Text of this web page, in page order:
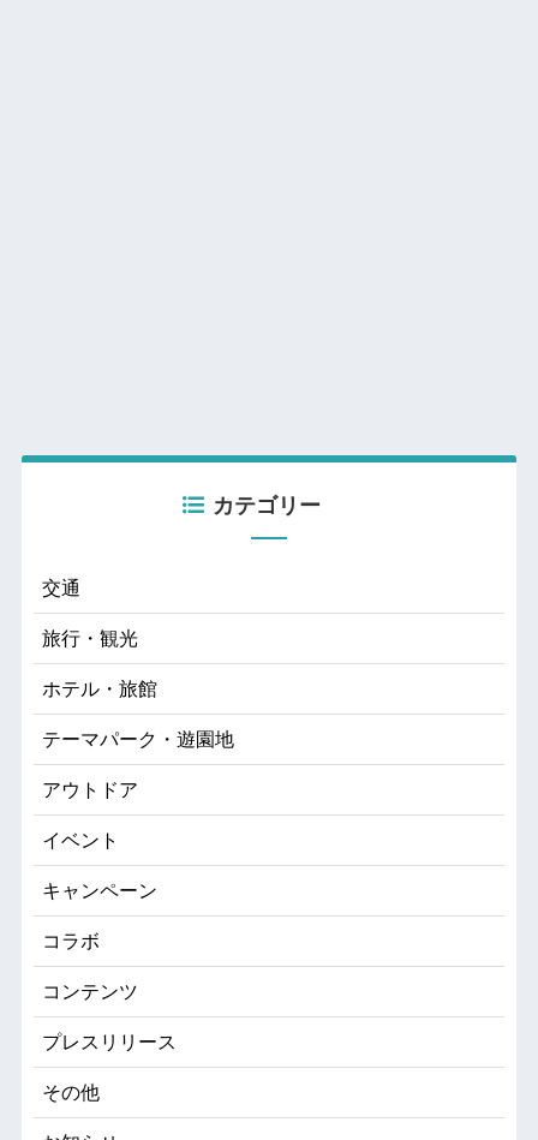
カテゴリー
交通
旅行・観光
ホテル・旅館
テーマパーク・遊園地
アウトドア
イベント
キャンペーン
コラボ
コンテンツ
プレスリリース
その他